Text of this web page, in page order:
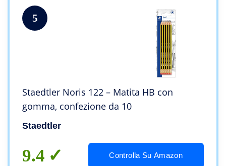
5
Staedtler Noris 122 – Matita HB con
gomma, confezione da 10
Staedtler
9.4 Controlla Su Amazon